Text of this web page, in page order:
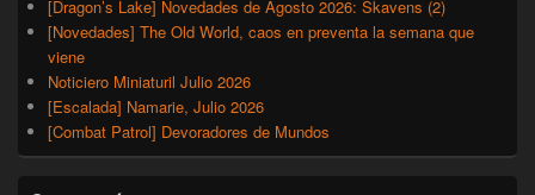
[Dragon’s Lake] Novedades de Agosto 2026: Skavens (2)
[Novedades] The Old World, caos en preventa la semana que
viene
Noticiero Miniaturil Julio 2026
[Escalada] Namarie, Julio 2026
[Combat Patrol] Devoradores de Mundos